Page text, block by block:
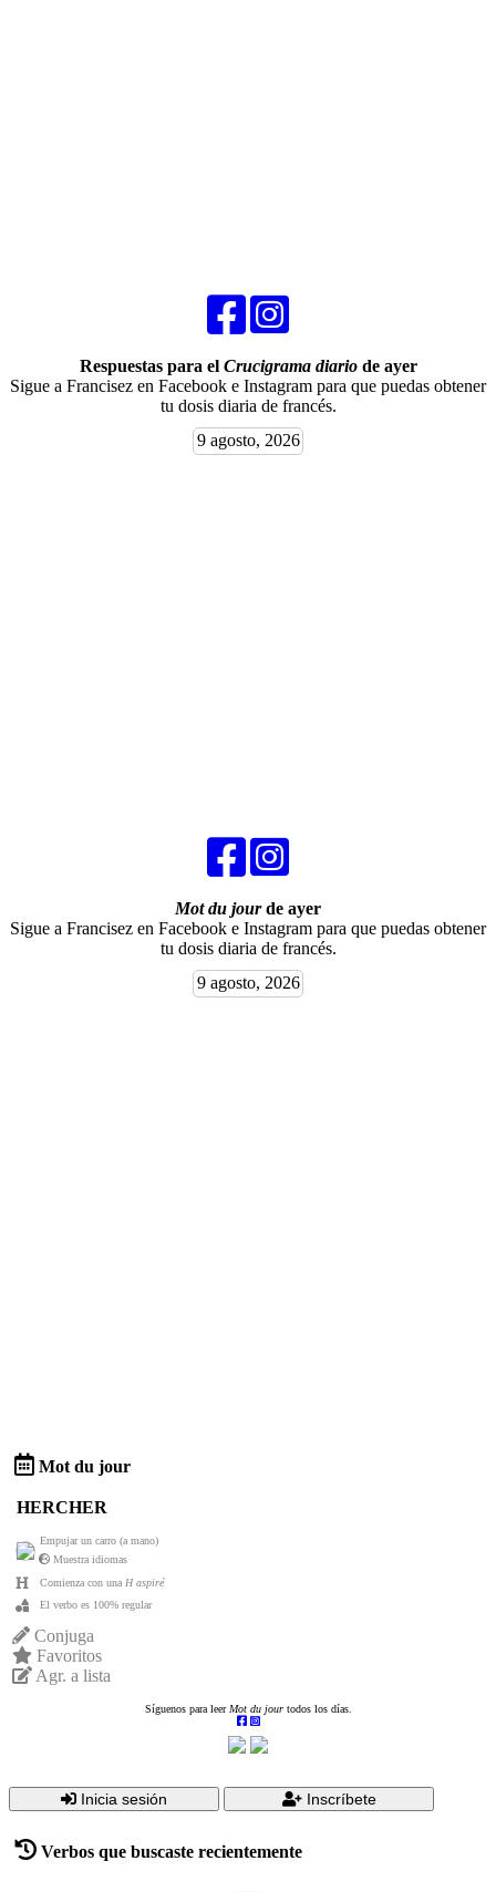
Respuestas para el Crucigrama diariode ayer
Sigue a Francisez en Facebook e Instagram para que puedas obtener
tu dosis diaria de francés.
9 agosto, 2026
Mot du jourde ayer
Sigue a Francisez en Facebook e Instagram para que puedas obtener
tu dosis diaria de francés.
9 agosto, 2026
Mot du jour
HERCHER
Empujar un carro (a mano)
Muestra idiomas
Comienza con una H aspiré
El verbo es 100% regular
Conjuga
Favoritos
Agr. a lista
Síguenos para leer Mot du jourtodos los días.
Inicia sesión Inscríbete
Verbos que buscaste recientemente